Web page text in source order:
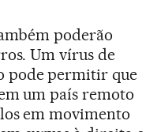
poderão
Um vírus de
pode permitir que
um país remoto
em movimento